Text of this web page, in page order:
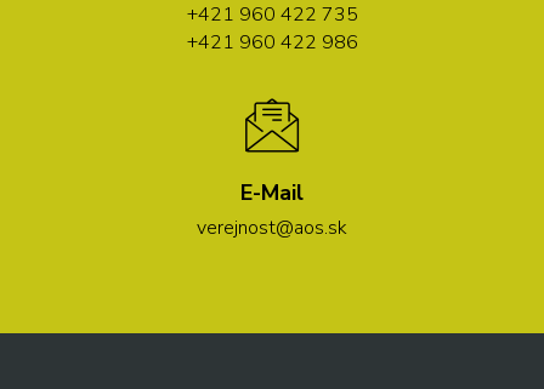
+421 960 422 735
+421 960 422 986
E-Mail
verejnost@aos.sk